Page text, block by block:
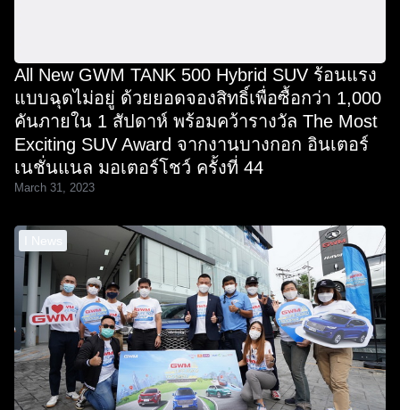
All New GWM TANK 500 Hybrid SUV ร้อนแรง
แบบฉุดไม่อยู่ ด้วยยอดจองสิทธิ์เพื่อซื้อกว่า 1,000
คันภายใน 1 สัปดาห์ พร้อมคว้ารางวัล The Most
Exciting SUV Award จากงานบางกอก อินเตอร์
เนชั่นแนล มอเตอร์โชว์ ครั้งที่ 44
March 31, 2023
I News